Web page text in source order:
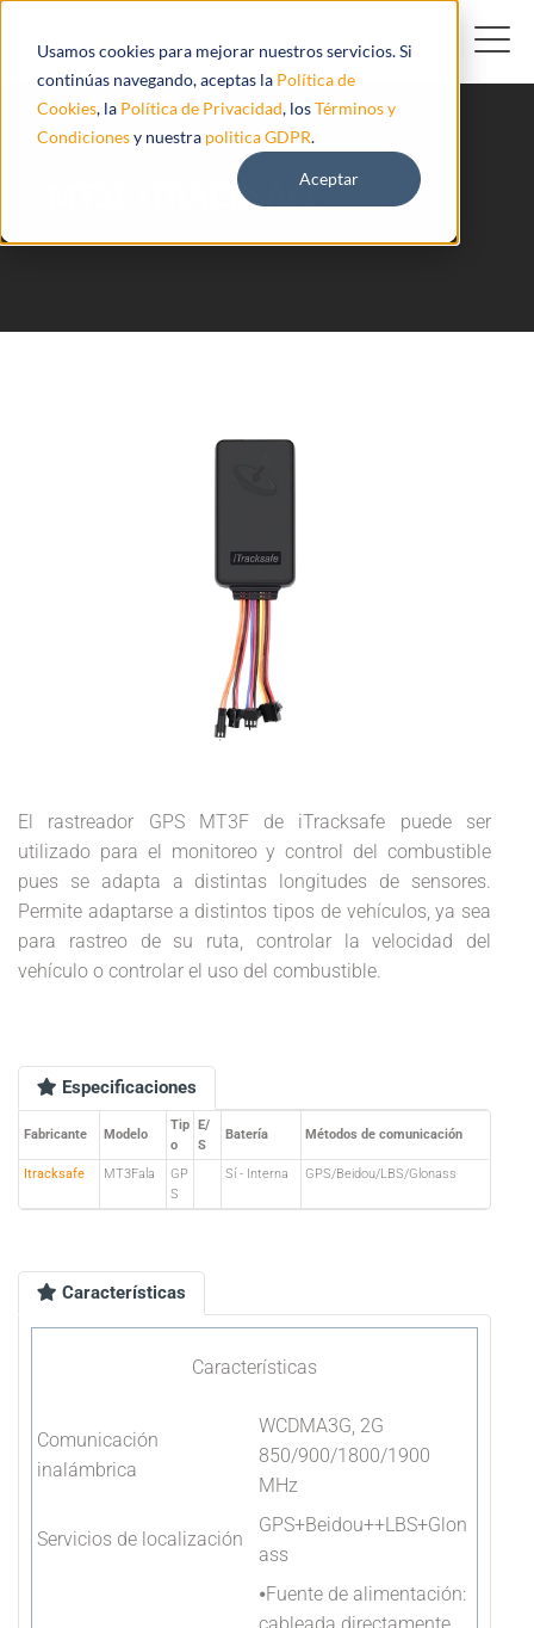
Usamos cookies para mejorar nuestros servicios. Si
continúas navegando, aceptas la Política de
Cookies, la Política de Privacidad, losTérminos y
Condicionesy nuestra politica GDPR.
Aceptar
MT3F ITRACKSAFE
El rastreador GPS MT3F de iTracksafe puede ser
utilizado para el monitoreo ycontrol del combustible
pues se adapta a distintas longitudes de sensores.
Permite adaptarse a distintos tipos de vehículos, ya sea
para rastreo de su ruta, controlar la velocidad del
vehículo o controlar el uso del combustible.
Especificaciones
Fabricante Modelo
Tip
o
E/
S
Batería Métodos de comunicación
Itracksafe MT3Fala
GP
S
Sí - Interna GPS/Beidou/LBS/Glonass
Características
Características
Comunicación
inalámbrica
WCDMA3G, 2G
850/900/1800/1900
MHz
Servicios de localización
GPS+Beidou++LBS+Glon
ass
⦁Fuente de alimentación: